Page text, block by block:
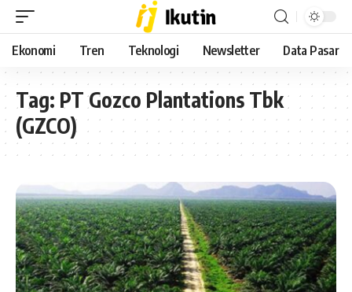
Ekonomi Tren Teknologi Newsletter Data Pasar
Tag: PT Gozco Plantations Tbk
(GZCO)